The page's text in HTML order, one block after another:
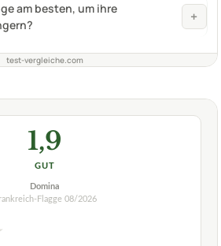
am besten, um ihre
+
test-vergleiche.com
1,9
GUT
Domina
Flagge 08/2026